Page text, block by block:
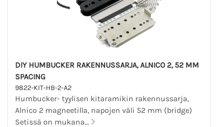
DIY HUMBUCKER RAKENNUSSARJA, ALNICO 2, 52 MM
SPACING
9822-KIT-HB-2-A2
Humbucker- tyylisen kitaramikin rakennussarja,
Alnico 2 magneetilla, napojen väli 52 mm (bridge)
Setissä on mukana...